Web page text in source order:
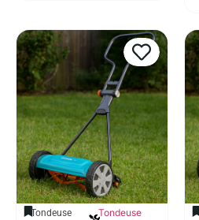
Tondeuse
Tondeuse